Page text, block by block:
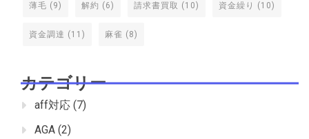
薄毛 (9) 解約 (6) 請求書買取 (10) 資金繰り (10)
資金調達 (11) 麻雀 (8)
カテゴリー
aff対応 (7)
AGA (2)